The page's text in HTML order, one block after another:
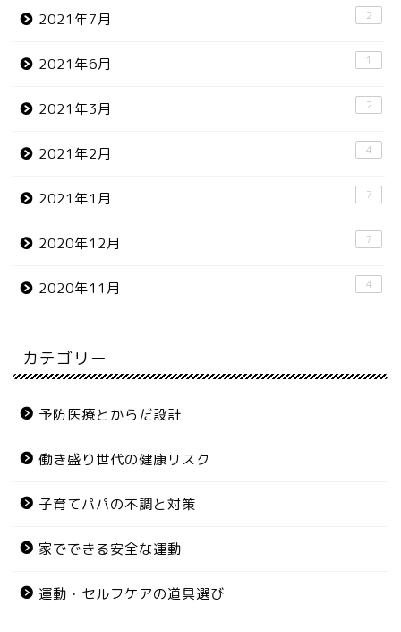
2021年7月 2
2021年6月 1
2021年3月 2
2021年2月 4
2021年1月 7
2020年12月 7
2020年11月 4
カテゴリー
予防医療とからだ設計
働き盛り世代の健康リスク
子育てパパの不調と対策
家でできる安全な運動
運動・セルフケアの道具選び